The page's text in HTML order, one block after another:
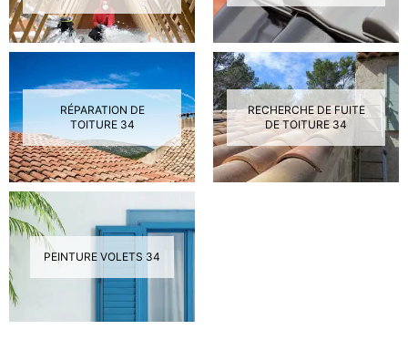
RÉPARATION DE
TOITURE 34
RECHERCHE DE FUITE
DE TOITURE 34
PEINTURE VOLETS 34